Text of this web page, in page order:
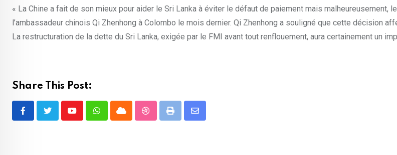
« La Chine a fait de son mieux pour aider le Sri Lanka à éviter le défaut de paiement mais
l’ambassadeur chinois Qi Zhenhong à Colombo le mois dernier. Qi Zhenhong a souligné que cette décision
La restructuration de la dette du Sri Lanka, exigée par le FMI avant tout renflouement, aura certainement un
Share This Post:
YoutubeWhatsappCloud StumbleUpon
Print
Share